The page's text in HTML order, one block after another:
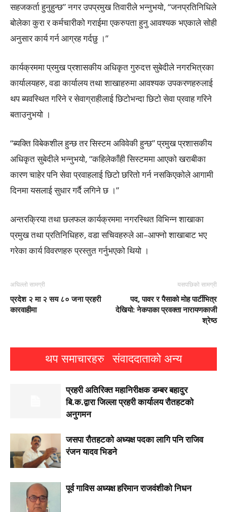
सहजकर्ता हुनुहुन्छ” नगर उपप्रमुख तिवारीले भन्नुभयो, “जनप्रतिनिधिले
बोलेका कुरा र कर्मचारीको गराईमा एकरुपता हुनु आवश्यक भएकाले सोही
अनुसार कार्य गर्न आग्रह गर्दछु ।”
कार्यक्रममा प्रमुख प्रशासकीय अधिकृत गुरुदत्त सुबेदीले नगरभित्रका
कार्यालयहरु, वडा कार्यालय तथा शाखाहरुमा आवश्यक उपकरणहरुलाई
थप ब्यवस्थित गरिने र सेवाग्राहीलाई छिटोभन्दा छिटो सेवा प्रवाह गरिने
बताउनुभयो ।
“ब्यक्ति विबेकशील हुन्छ तर सिस्टम अविवेकी हुन्छ” प्रमुख प्रशासकीय
अधिकृत सुबेदीले भन्नुभयो, “कहिलेकाँही सिस्टममा आएको खराबीका
कारण चाहेर पनि सेवा प्रवाहलाई छिटो छरितो गर्न नसकिएकोले आगामी
दिनमा यसलाई सुधार गर्दै लगिने छ ।”
अन्तरक्रिया तथा छलफल कार्यक्रममा नगरस्थित विभिन्न शाखाका
प्रमुख तथा प्रतिनिधिहरु, वडा सचिवहरुले आ–आफ्नो शाखाबाट भए
गरेका कार्य विवरणहरु प्रस्तुत गर्नुभएको थियो ।
अघिल्लो सामग्री
प्रदेश २ मा २ सय ८० जना प्रहरी
कारवाहीमा
यसपछिको सामग्री
पद, पावर र पैसाको मोह पार्टीभित्र
देखियो: नेकपाका प्रवक्ता नारायणकाजी
श्रेष्ठ
थप समाचारहरु संवाददाताको अन्य
प्रहरी अतिरिक्त महानिरीक्षक डम्बर बहादुर
बि.क.द्वारा जिल्ला प्रहरी कार्यालय रौतहटको
अनुगमन
जसपा राैतहटको अध्यक्ष पदका लागि पनि राजिव
रंजन यादव भिडने
पूर्व गाविस अध्यक्ष हरिमान राजवंशीको निधन